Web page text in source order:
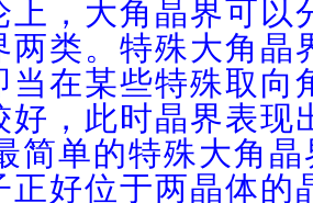
上，大角晶界可以
两类。特殊大角晶
当在某些特殊取向
好，此时晶界表现
单的特殊大角晶
正好位于两晶体的